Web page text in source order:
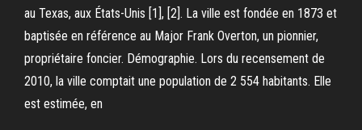
au Texas, aux États-Unis [1], [2]. La ville est fondée en 1873 et
baptisée en référence au Major Frank Overton, un pionnier,
propriétaire foncier. Démographie. Lors du recensement de
2010, la ville comptait une population de 2 554 habitants. Elle
est estimée, en